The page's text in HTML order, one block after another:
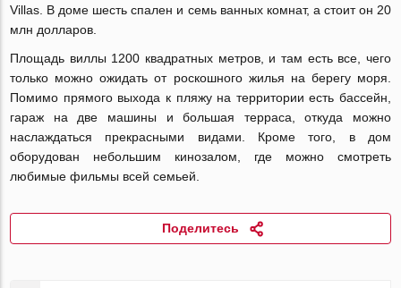
Villas. В доме шесть спален и семь ванных комнат, а стоит он 20
млн долларов.
Площадь виллы 1200 квадратных метров, и там есть все, чего
только можно ожидать от роскошного жилья на берегу моря.
Помимо прямого выхода к пляжу на территории есть бассейн,
гараж на две машины и большая терраса, откуда можно
наслаждаться прекрасными видами. Кроме того, в дом
оборудован небольшим кинозалом, где можно смотреть
любимые фильмы всей семьей.
Поделитесь